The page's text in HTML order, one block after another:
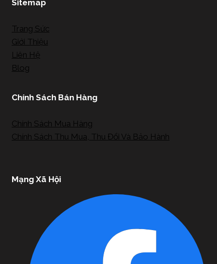
Sitemap
Trang Sức
Giới Thiệu
Liên Hệ
Blog
Chính Sách Bán Hàng
Chính Sách Mua Hàng
Chính Sách Thu Mua, Thu Đổi Và Bảo Hành
Mạng Xã Hội